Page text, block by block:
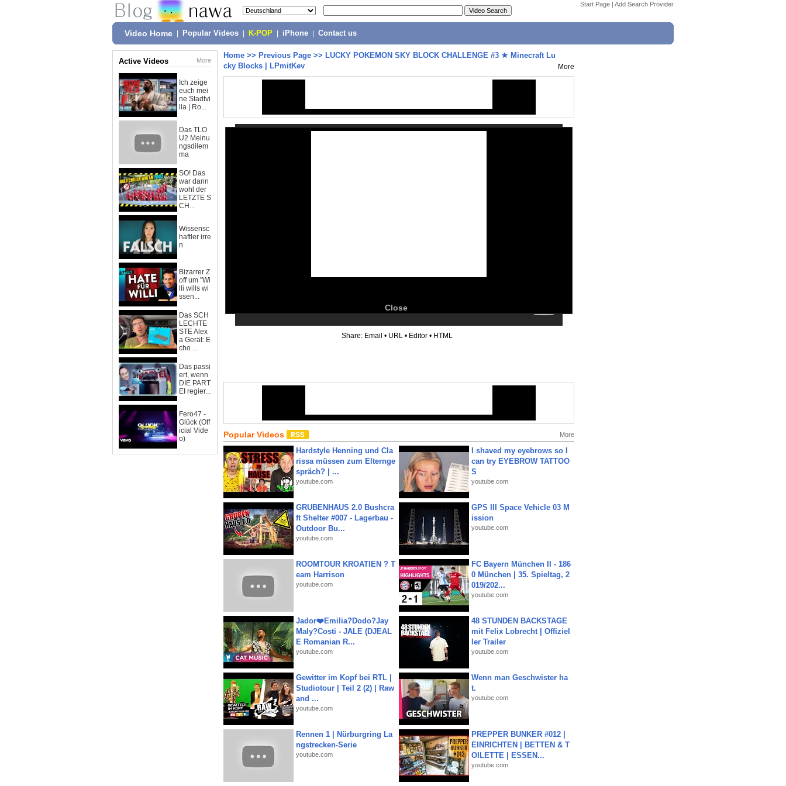
Start Page | Add Search Provider
Video Home Popular Videos K-POP iPhone Contact us
Active Videos More
Ich zeige
euch mei
ne Stadtvi
lla | Ro...
Das TLO
U2 Meinu
ngsdilem
ma
SO! Das
war dann
wohl der
LETZTE S
CH...
Wissensc
haftler irre
n
Bizarrer Z
off um "Wi
lli wills wi
ssen...
Das SCH
LECHTE
STE Alex
a Gerät: E
cho ...
Das passi
ert, wenn
DIE PART
EI regier...
Fero47 -
Glück (Off
icial Vide
o)
Home >> Previous Page >> LUCKY POKEMON SKY BLOCK CHALLENGE #3 ★ Minecraft Lu
cky Blocks | LPmitKev
More
Close
Share: Email • URL • Editor • HTML
Popular Videos More
Hardstyle Henning und Cla
rissa müssen zum Elternge
spräch? | ...
youtube.com
I shaved my eyebrows so I
can try EYEBROW TATTOO
S
youtube.com
GRUBENHAUS 2.0 Bushcra
ft Shelter #007 - Lagerbau -
Outdoor Bu...
youtube.com
GPS III Space Vehicle 03 M
ission
youtube.com
ROOMTOUR KROATIEN ? T
eam Harrison
youtube.com
FC Bayern München II - 186
0 München | 35. Spieltag, 2
019/202...
youtube.com
Jador❤️Emilia?Dodo?Jay
Maly?Costi - JALE (DJEAL
E Romanian R...
youtube.com
48 STUNDEN BACKSTAGE
mit Felix Lobrecht | Offiziel
ler Trailer
youtube.com
Gewitter im Kopf bei RTL |
Studiotour | Teil 2 (2) | Raw
and ...
youtube.com
Wenn man Geschwister ha
t.
youtube.com
Rennen 1 | Nürburgring La
ngstrecken-Serie
youtube.com
PREPPER BUNKER #012 |
EINRICHTEN | BETTEN & T
OILETTE | ESSEN...
youtube.com